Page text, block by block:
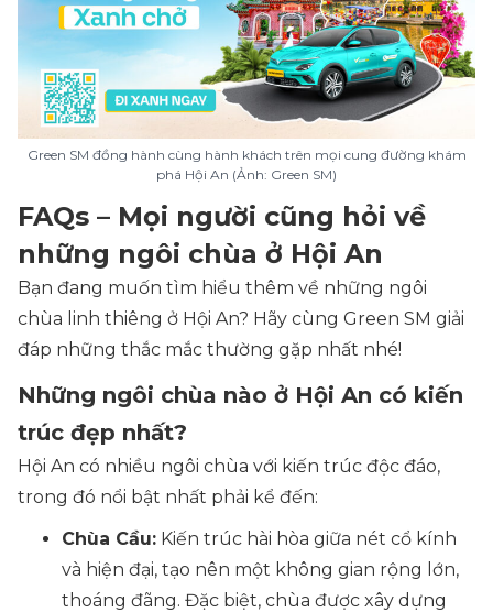
Green SM đồng hành cùng hành khách trên mọi cung đường khám
phá Hội An (Ảnh: Green SM)
FAQs – Mọi người cũng hỏi về
những ngôi chùa ở Hội An
Bạn đang muốn tìm hiểu thêm về những ngôi
chùa linh thiêng ở Hội An? Hãy cùng Green SM giải
đáp những thắc mắc thường gặp nhất nhé!
Những ngôi chùa nào ở Hội An có kiến
trúc đẹp nhất?
Hội An có nhiều ngôi chùa với kiến trúc độc đáo,
trong đó nổi bật nhất phải kể đến:
Chùa Cầu: Kiến trúc hài hòa giữa nét cổ kính
và hiện đại, tạo nên một không gian rộng lớn,
thoáng đãng. Đặc biệt, chùa được xây dựng